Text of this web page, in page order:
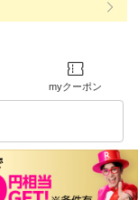
myクーポン